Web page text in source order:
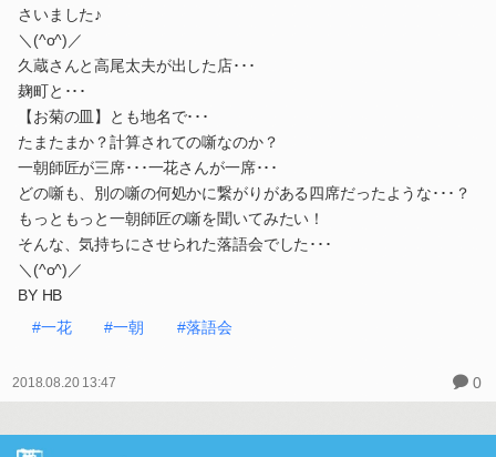
さいました♪
＼(^o^)／
久蔵さんと高尾太夫が出した店･･･
麹町と･･･
【お菊の皿】とも地名で･･･
たまたまか？計算されての噺なのか？
一朝師匠が三席･･･一花さんが一席･･･
どの噺も、別の噺の何処かに繋がりがある四席だったような･･･？
もっともっと一朝師匠の噺を聞いてみたい！
そんな、気持ちにさせられた落語会でした･･･
＼(^o^)／
BY HB
#一花
#一朝 #落語会
2018.08.20 13:47 0